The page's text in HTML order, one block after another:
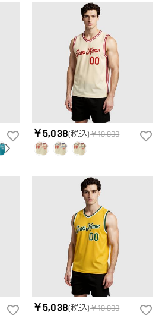
￥5,038(税込)￥10,800
￥5,038(税込)￥10,800